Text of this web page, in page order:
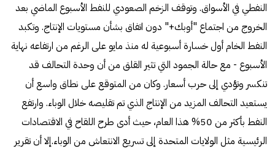
النفطي في الأسواق. وتوقف الزخم الصعودي للنفط الأسبوع الماضي بعد
الخروج من اجتماع "أوبك+" دون اتفاق بشأن مستويات الإنتاج. وتكبد
النفط الخام أول خسارة أسبوعية له منذ مايو على الرغم من ارتفاعه نهاية
الأسبوع - مع حالة الجمود التي تثير القلق من أن وحدة التحالف قد
تنكسر وتؤدي إلى حرب أسعار. وكان من المتوقع على نطاق واسع أن
يستعيد التحالف المزيد من الإنتاج الذي تم تقليصه خلال الوباء. وارتفع
النفط بأكثر من 50% هذا العام، حيث أدى طرح اللقاح في الاقتصادات
الرئيسية مثل الولايات المتحدة إلى تسريع الانتعاش من الوباء.إلا أن تقرير